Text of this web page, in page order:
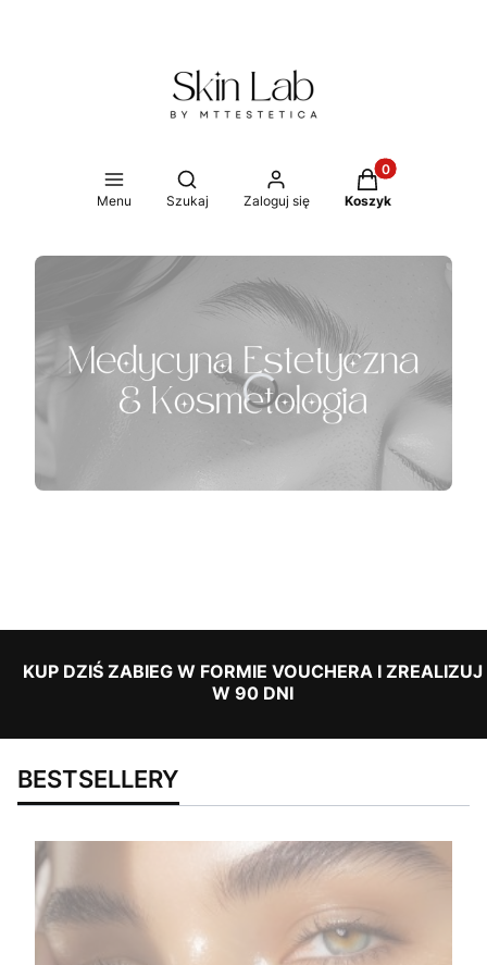
Menu
Otwórz wyszukiwarkę
Szukaj Zaloguj się
Produkty w
Koszyk
KUP DZIŚ ZABIEG W FORMIE VOUCHERA I ZREALIZUJ
W 90 DNI
BESTSELLERY